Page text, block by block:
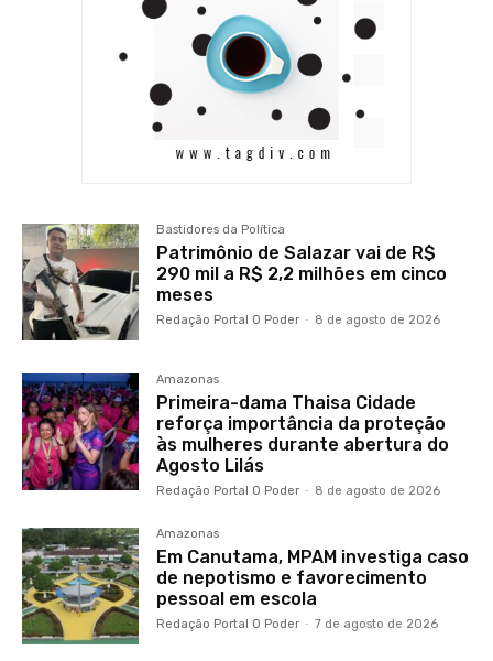
Bastidores da Política
Patrimônio de Salazar vai de R$
290 mil a R$ 2,2 milhões em cinco
meses
Redação Portal O Poder - 8 de agosto de 2026
Amazonas
Primeira-dama Thaisa Cidade
reforça importância da proteção
às mulheres durante abertura do
Agosto Lilás
Redação Portal O Poder - 8 de agosto de 2026
Amazonas
Em Canutama, MPAM investiga caso
de nepotismo e favorecimento
pessoal em escola
Redação Portal O Poder - 7 de agosto de 2026